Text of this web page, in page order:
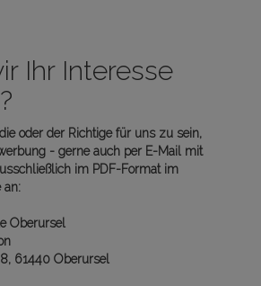
Ihr Interesse
oder der Richtige für uns zu sein,
- gerne auch per E-Mail mit
im PDF-Format im
an:
Oberursel
61440 Oberursel